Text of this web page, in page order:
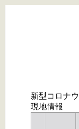
新型コロナ
現地情報